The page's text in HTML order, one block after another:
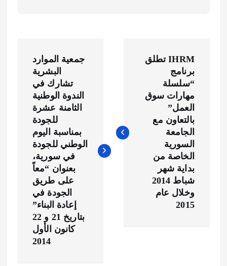
ص
IHRM تطلق
برنامج
“سلسلة
مهارات سوق
العمل”
بالتعاون مع
الجامعة
السورية
الخاصة من
بداية شهر
شباط 2014
وخلال عام
2015
جمعية الموارد
البشرية
تشارك في
الندوة الوطنية
الثامنة عشرة
للجودة
بمناسبة اليوم
الوطني للجودة
في سورية،
بعنوان “معاً
على طريق
الجودة في
إعادة البناء”
بتاريخ 21 و 22
كانون الأول
2014